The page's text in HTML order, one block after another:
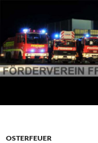
OSTERFEUER